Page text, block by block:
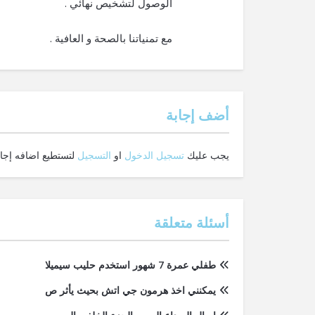
الوصول لتشخيص نهائي .
مع تمنياتنا بالصحة و العافية .
‫أضف إجابة
يجب عليك تسجيل الدخول او التسجيل لتستطيع اضافه
أسئلة متعلقة
طفلي عمرة 7 شهور استخدم حليب سيميلا
يمكنني اخذ هرمون جي اتش بحيث يأثر ص